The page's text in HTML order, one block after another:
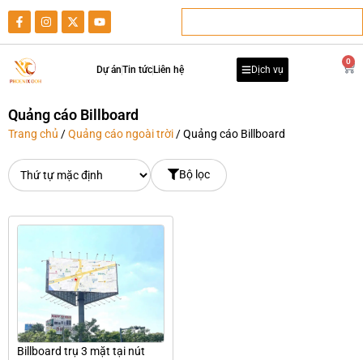
Dự ánTin tức Liên hệ Dịch vụ
0
Quảng cáo Billboard
Trang chủ /Quảng cáo ngoài trời / Quảng cáo Billboard
Bộ lọc
Billboard trụ 3 mặt tại nút